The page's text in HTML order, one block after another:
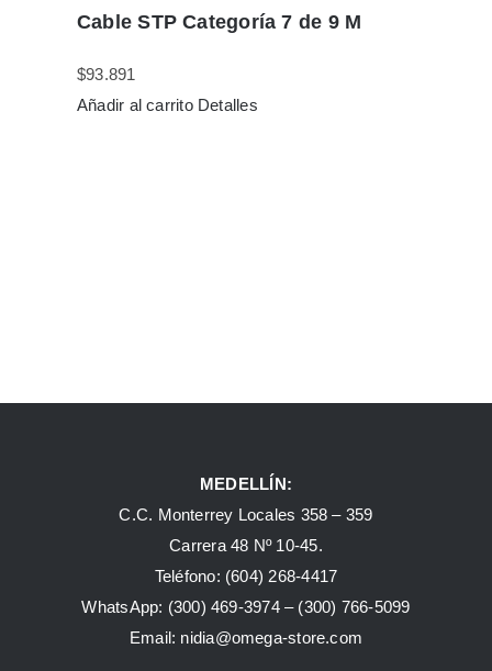
Cable STP Categoría 7 de 9 M
$93.891
Añadir al carrito Detalles
MEDELLÍN:
C.C. Monterrey Locales 358 – 359
Carrera 48 Nº 10-45.
Teléfono: (604) 268-4417
WhatsApp: (300) 469-3974 – (300) 766-5099
Email: nidia@omega-store.com